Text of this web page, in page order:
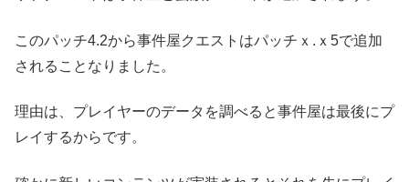
このパッチ4.2から事件屋クエストはパッチｘ.ｘ5で追加
されることなりました。
理由は、プレイヤーのデータを調べると事件屋は最後にプ
レイするからです。